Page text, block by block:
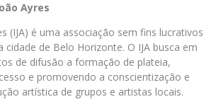
Ayres
(IJA) é uma associação sem fins lucrativos
cidade de Belo Horizonte. O IJA busca em
de difusão a formação de plateia,
e promovendo a conscientização e
artística de grupos e artistas locais.